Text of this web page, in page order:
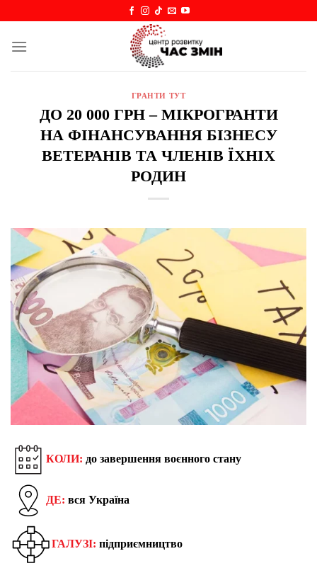
content
ГРАНТИ ТУТ
ДО 20 000 ГРН – МІКРОГРАНТИ
НА ФІНАНСУВАННЯ БІЗНЕСУ
ВЕТЕРАНІВ ТА ЧЛЕНІВ ЇХНІХ
РОДИН
КОЛИ: до завершення воєнного стану
ДЕ: вся Україна
ГАЛУЗІ: підприємництво